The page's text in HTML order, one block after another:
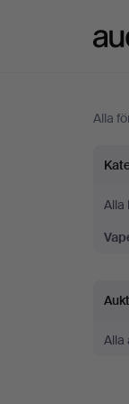
Alla
&
på
Alla
Alla